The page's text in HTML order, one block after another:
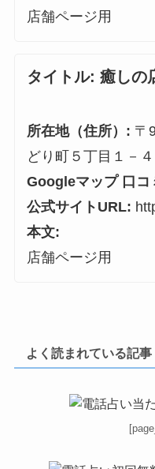
店舗ページ用
タイトル: 癒しの
所在地（住所）: 〒
どり町５丁目１－４
Googleマップ 口コ
公式サイトURL:
本文:
店舗ページ用
よく読まれている記事